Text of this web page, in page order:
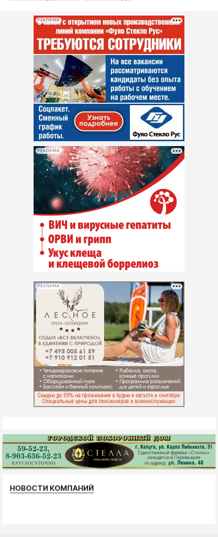
РЕКЛАМА
РЕКЛАМА
РЕКЛАМА
НОВОСТИ КОМПАНИЙ